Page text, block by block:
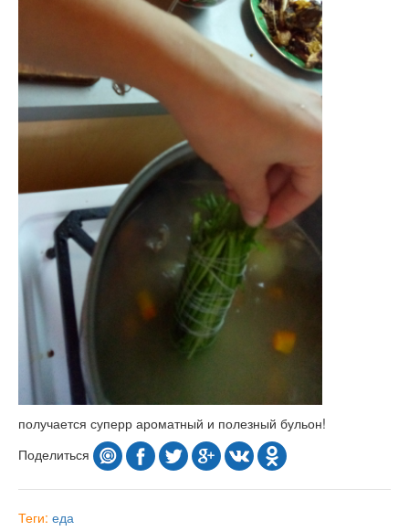
получается суперр ароматный и полезный бульон!
Поделиться
Теги: еда